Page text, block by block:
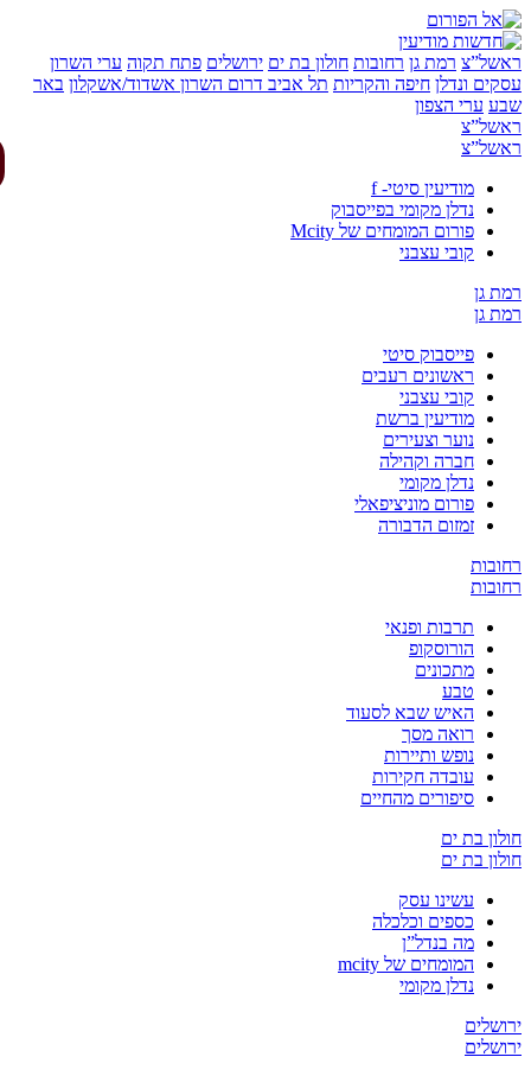
רמת גן רחובות חולון בת ים ירושלים פתח תקוה ערי השרון
ונדלן חיפה והקריות תל אביבדרום השרוןאשדוד/אשקלון באר
ערי הצפון
מודיעין סיטי- f
נדלן מקומי בפייסבוק
פורום המומחים של Mcity
קובי עצבני
גן
גן
פייסבוק סיטי
ראשונים רעבים
קובי עצבני
מודיעין ברשת
נוער וצעירים
חברה וקהילה
נדלן מקומי
פורום מוניציפאלי
זמזום הדבורה
תרבות ופנאי
הורוסקופ
מתכונים
טבע
האיש שבא לסעוד
רואה מסך
נופש ותיירות
עובדה חקירות
סיפורים מהחיים
בת ים
בת ים
עשינו עסק
כספים וכלכלה
מה בנדל”ן
המומחים של mcity
נדלן מקומי